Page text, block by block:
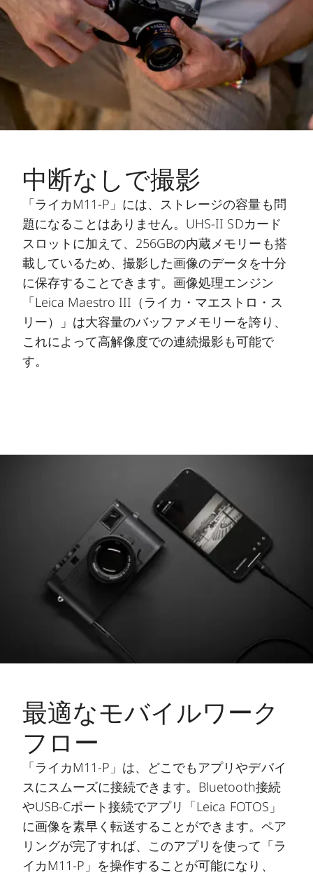
中断なしで撮影
「ライカM11-P」には、ストレージの容量も問
題になることはありません。UHS-II SDカード
スロットに加えて、256GBの内蔵メモリーも搭
載しているため、撮影した画像のデータを十分
に保存することできます。画像処理エンジン
「Leica Maestro III（ライカ・マエストロ・ス
リー）」は大容量のバッファメモリーを誇り、
これによって高解像度での連続撮影も可能で
す。
最適なモバイルワーク
フロー
「ライカM11-P」は、どこでもアプリやデバイ
スにスムーズに接続できます。Bluetooth接続
やUSB-Cポート接続でアプリ「Leica FOTOS」
に画像を素早く転送することができます。ペア
リングが完了すれば、このアプリを使って「ラ
イカM11-P」を操作することが可能になり、